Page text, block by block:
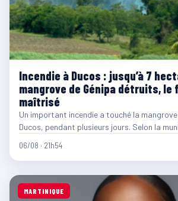
Incendie à Ducos : jusqu’à 7
mangrove de Génipa détruits, le
maîtrisé
Un important incendie a touché la
Ducos, pendant plusieurs jours. Selon la
06/08 · 21h54
MARTINIQUE